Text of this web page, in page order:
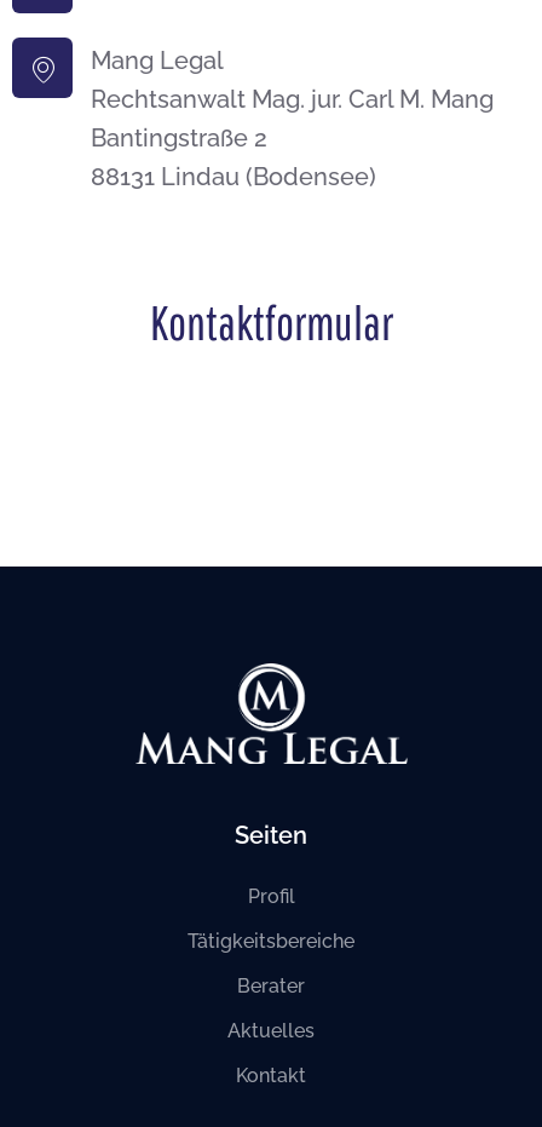
Mang Legal
Rechtsanwalt Mag. jur. Carl M. Mang
Bantingstraße 2
88131 Lindau (Bodensee)
Kontaktformular
Seiten
Profil
Tätigkeitsbereiche
Berater
Aktuelles
Kontakt